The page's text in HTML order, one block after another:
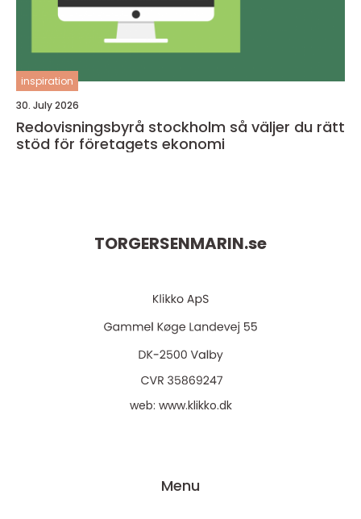
inspiration
30. July 2026
Redovisningsbyrå stockholm så väljer du rätt
stöd för företagets ekonomi
TORGERSENMARIN.se
web: www.klikko.dk
Menu